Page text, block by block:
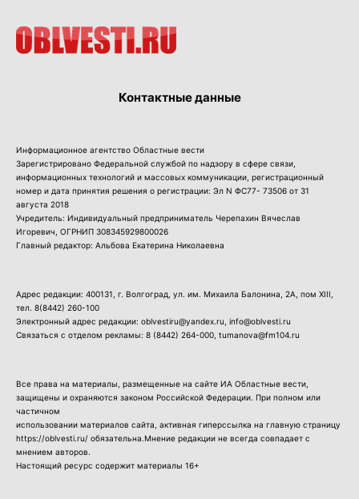
Контактные данные
Информационное агентство Областные вести
Зарегистрировано Федеральной службой по надзору в сфере связи,
информационных технологий и массовых коммуникации, регистрационный
номер и дата принятия решения о регистрации: Эл N ФС77- 73506 от 31
августа 2018
Учредитель: Индивидуальный предприниматель Черепахин Вячеслав
Игоревич, ОГРНИП 308345929800026
Главный редактор: Альбова Екатерина Николаевна
Адрес редакции: 400131, г. Волгоград, ул. им. Михаила Балонина, 2А, пом XIII,
тел. 8(8442) 260-100
Электронный адрес редакции: oblvestiru@yandex.ru, info@oblvesti.ru
Связаться с отделом рекламы: 8 (8442) 264-000 , tumanova@fm104.ru
Все права на материалы, размещенные на сайте ИА Областные вести,
защищены и охраняются законом Российской Федерации. При полном или
частичном
использовании материалов сайта, активная гиперссылка на главную страницу
https://oblvesti.ru/ обязательна.Мнение редакции не всегда совпадает с
мнением авторов.
Настоящий ресурс содержит материалы 16+